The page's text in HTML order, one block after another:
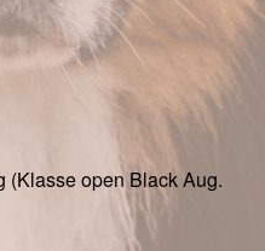
(Klasse open Black Aug.